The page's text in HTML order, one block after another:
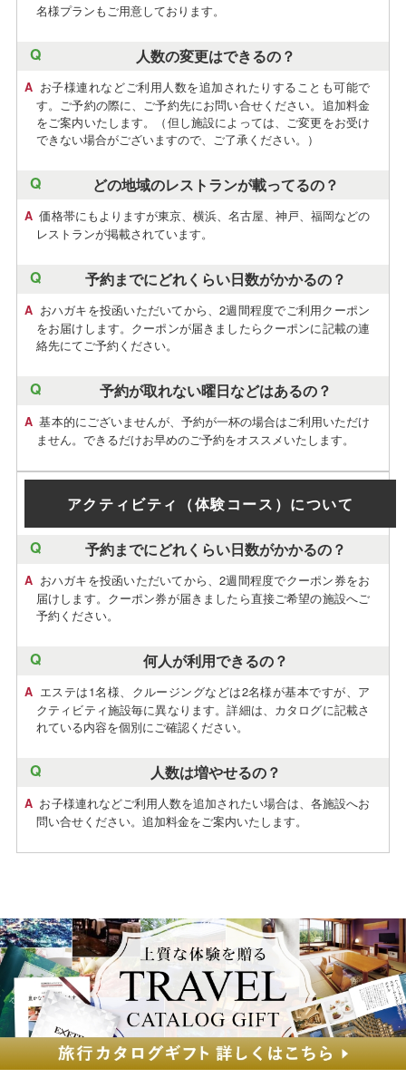
名様プランもご用意しております。
人数の変更はできるの？
お子様連れなどご利用人数を追加されたりすることも可能で
す。ご予約の際に、ご予約先にお問い合せください。追加料金
をご案内いたします。（但し施設によっては、ご変更をお受け
できない場合がございますので、ご了承ください。）
どの地域のレストランが載ってるの？
価格帯にもよりますが東京、横浜、名古屋、神戸、福岡などの
レストランが掲載されています。
予約までにどれくらい日数がかかるの？
おハガキを投函いただいてから、2週間程度でご利用クーポン
をお届けします。クーポンが届きましたらクーポンに記載の連
絡先にてご予約ください。
予約が取れない曜日などはあるの？
基本的にございませんが、予約が一杯の場合はご利用いただけ
ません。できるだけお早めのご予約をオススメいたします。
アクティビティ（体験コース）について
予約までにどれくらい日数がかかるの？
おハガキを投函いただいてから、2週間程度でクーポン券をお
届けします。クーポン券が届きましたら直接ご希望の施設へご
予約ください。
何人が利用できるの？
エステは1名様、クルージングなどは2名様が基本ですが、ア
クティビティ施設毎に異なります。詳細は、カタログに記載さ
れている内容を個別にご確認ください。
人数は増やせるの？
お子様連れなどご利用人数を追加されたい場合は、各施設へお
問い合せください。追加料金をご案内いたします。